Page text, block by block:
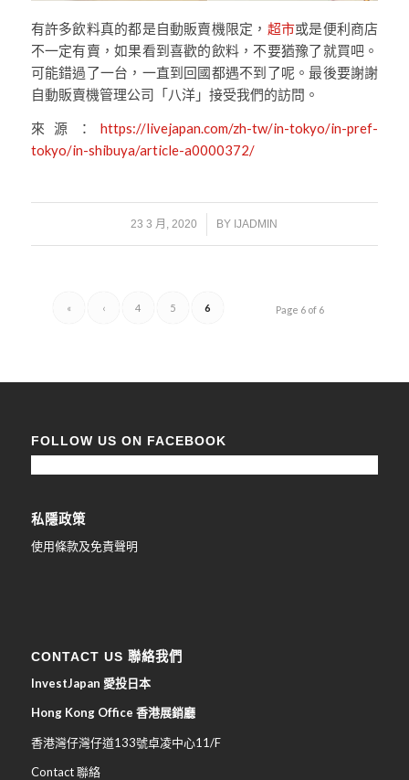
有許多飲料真的都是自動販賣機限定， 超市或是便利商店
不一定有賣，如果看到喜歡的飲料，不要猶豫了就買吧。
可能錯過了一台，一直到回國都遇不到了呢。最後要謝謝
自動販賣機管理公司「八洋」接受我們的訪問。
來源：https://livejapan.com/zh-tw/in-tokyo/in-pref-
tokyo/in-shibuya/article-a0000372/
23 3 月, 2020
/ BY IJADMIN
Page 6 of 6
« ‹ 4 5 6
FOLLOW US ON FACEBOOK
私隱政策
使用條款及免責聲明
CONTACT US 聯絡我們
InvestJapan 愛投日本
Hong Kong Office 香港展銷廳
香港灣仔灣仔道133號卓凌中心11/F
Contact 聯絡